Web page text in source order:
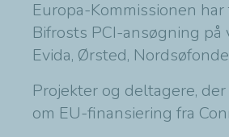
Europa-Kommissionen
Bifrosts PCI-ansøgning
Evida, Ørsted,
Projekter og deltagere,
om EU-finansiering fra